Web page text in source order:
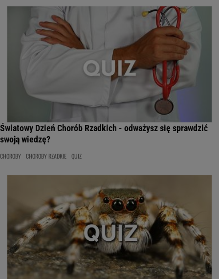
Światowy Dzień Chorób Rzadkich - odważysz się sprawdzić
swoją wiedzę?
CHOROBY CHOROBY RZADKIE QUIZ